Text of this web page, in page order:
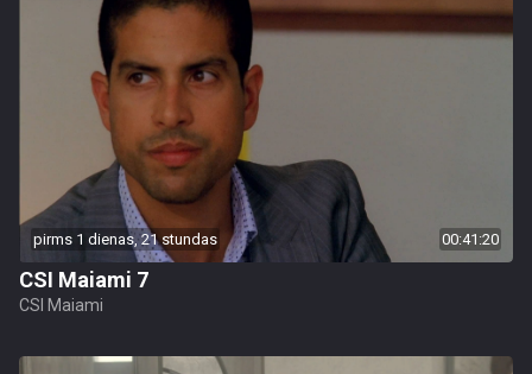
pirms 1 dienas, 21 stundas 00:41:20
CSI Maiami 7
CSI Maiami